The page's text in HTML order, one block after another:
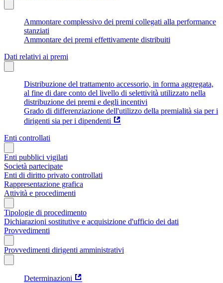
Ammontare complessivo dei premi collegati alla performance
stanziati
Ammontare dei premi effettivamente distribuiti
Dati relativi ai premi
Distribuzione del trattamento accessorio, in forma aggregata,
al fine di dare conto del livello di selettività utilizzato nella
distribuzione dei premi e degli incentivi
Grado di differenziazione dell'utilizzo della premialità sia per i
dirigenti sia per i dipendenti
Enti controllati
Enti pubblici vigilati
Società partecipate
Enti di diritto privato controllati
Rappresentazione grafica
Attività e procedimenti
Tipologie di procedimento
Dichiarazioni sostitutive e acquisizione d'ufficio dei dati
Provvedimenti
Provvedimenti dirigenti amministrativi
Determinazioni